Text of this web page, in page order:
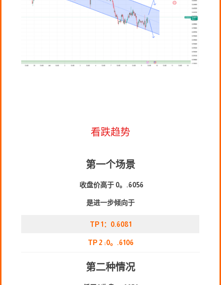
看跌趋势
第一个场景
收盘价高于 0。.6056
是进一步倾向于
TP 1：0.6081
TP 2 :0。.6106
第二种情况